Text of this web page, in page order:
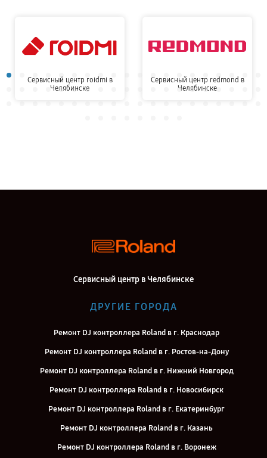
Сервисный центр roidmi в
Челябинске
Сервисный центр redmond в
Челябинске
Сервисный центр в Челябинске
ДРУГИЕ ГОРОДА
Ремонт DJ контроллера Roland в г. Краснодар
Ремонт DJ контроллера Roland в г. Ростов-на-Дону
Ремонт DJ контроллера Roland в г. Нижний Новгород
Ремонт DJ контроллера Roland в г. Новосибирск
Ремонт DJ контроллера Roland в г. Екатеринбург
Ремонт DJ контроллера Roland в г. Казань
Ремонт DJ контроллера Roland в г. Воронеж